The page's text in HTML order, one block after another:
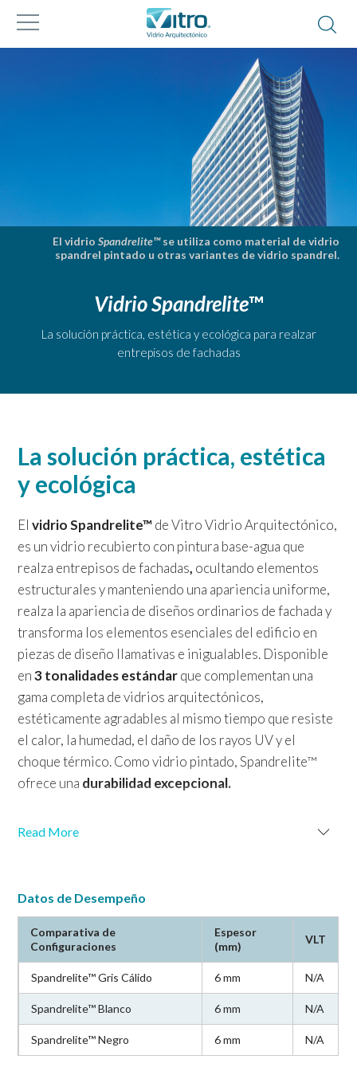
El vidrio Spandrelite™se utiliza como material de vidrio
spandrel pintado u otras variantes de vidrio spandrel.
Vidrio Spandrelite™
La solución práctica, estética y ecológica para realzar
entrepisos de fachadas
La solución práctica, estética
y ecológica
Elvidrio Spandrelite™de Vitro Vidrio Arquitectónico,
es un vidrio recubierto con pintura base-agua que
realza entrepisos de fachadas, ocultando elementos
estructurales y manteniendo una apariencia uniforme,
realza la apariencia de diseños ordinarios de fachada y
transforma los elementos esenciales del edificio en
piezas de diseño llamativas e inigualables. Disponible
en3 tonalidades estándarque complementan una
gama completa de vidrios arquitectónicos,
estéticamente agradables al mismo tiempo que resiste
el calor, la humedad, el daño de los rayos UV y el
choque térmico. Como vidrio pintado, Spandrelite™
ofrece una durabilidad excepcional.
El vidrio Spandrelite™
está disponible en tres colores versátiles: Negro,
vidrio de vista para obtener una fachada hermosa y
duradera que se destaque. Sus colores se realizan bajo un
Read More
Datos de Desempeño
Comparativa de
Configuraciones
Espesor
(mm)
VLT
Spandrelite™ Gris Cálido 6 mm N/A
Spandrelite™ Blanco 6 mm N/A
Spandrelite™ Negro 6 mm N/A